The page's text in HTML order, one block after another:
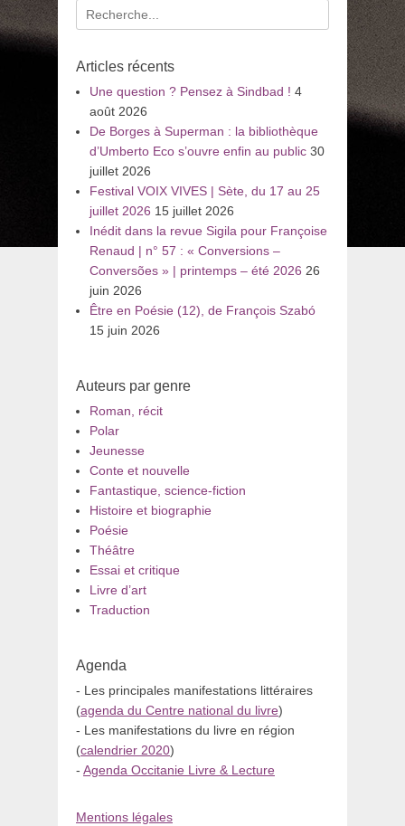
Recherche
pour
Articles récents
Une question ? Pensez à Sindbad ! 4
août 2026
De Borges à Superman : la bibliothèque
d’Umberto Eco s’ouvre enfin au public 30
juillet 2026
Festival VOIX VIVES | Sète, du 17 au 25
juillet 2026 15 juillet 2026
Inédit dans la revue Sigila pour Françoise
Renaud | n° 57 : « Conversions –
Conversões » | printemps – été 2026 26
juin 2026
Être en Poésie (12), de François Szabó
15 juin 2026
Auteurs par genre
Roman, récit
Polar
Jeunesse
Conte et nouvelle
Fantastique, science-fiction
Histoire et biographie
Poésie
Théâtre
Essai et critique
Livre d’art
Traduction
Agenda
- Les principales manifestations littéraires
(agenda du Centre national du livre)
- Les manifestations du livre en région
(calendrier 2020)
- Agenda Occitanie Livre & Lecture
Mentions légales